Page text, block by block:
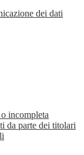
dei dati
incompleta
da parte dei titolari